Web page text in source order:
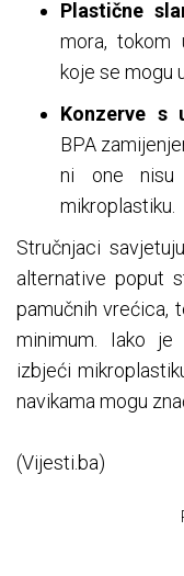
Plastične
mora, tokom
koje se mogu
Konzerve s
BPA
ni one nisu
mikroplastiku.
Stručnjaci
alternative poput
pamučnih vrećica,
minimum. Iako
izbjeći
navikama mogu
(Vijesti.ba)